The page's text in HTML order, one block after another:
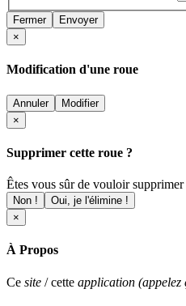
Fermer
Envoyer
×
Modification d'une roue
Annuler
Modifier
×
Supprimer cette roue ?
Êtes vous sûr de vouloir
Non !
Oui, je l'élimine !
×
À Propos
Ce site / cette application (appelez